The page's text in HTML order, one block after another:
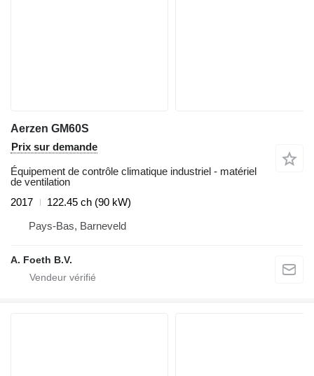
Aerzen GM60S
Prix sur demande
Équipement de contrôle climatique industriel - matériel
de ventilation
2017
122.45 ch (90 kW)
Pays-Bas, Barneveld
A. Foeth B.V.